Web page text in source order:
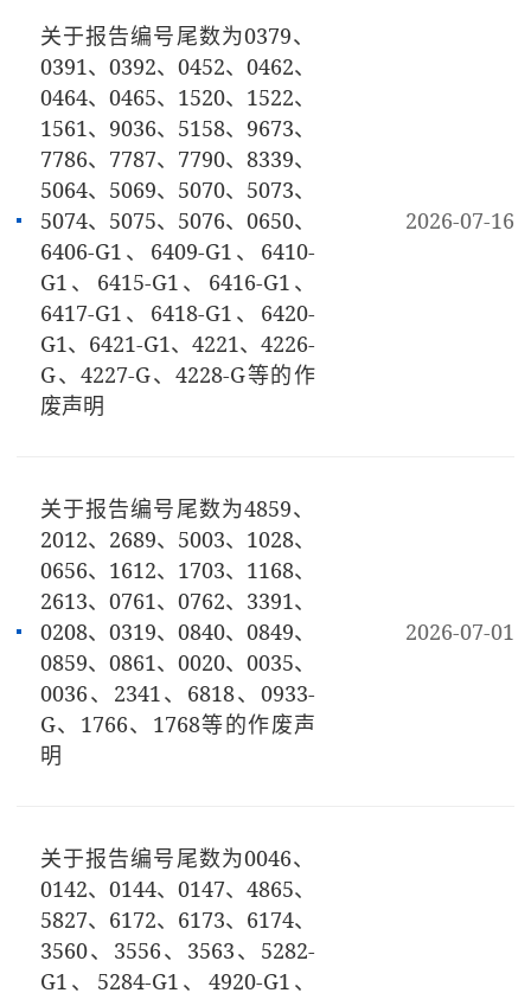
关于报告编号尾数为0379、
0391、0392、0452、0462、
0464、0465、1520、1522、
1561、9036、5158、9673、
7786、7787、7790、8339、
5064、5069、5070、5073、
5074、5075、5076、0650、
6406-G1、6409-G1、6410-
G1、6415-G1、6416-G1、
6417-G1、6418-G1、6420-
G1、6421-G1、4221、4226-
G、4227-G、4228-G等的作
废声明
2026-07-16
关于报告编号尾数为4859、
2012、2689、5003、1028、
0656、1612、1703、1168、
2613、0761、0762、3391、
0208、0319、0840、0849、
0859、0861、0020、0035、
0036、2341、6818、0933-
G、1766、1768等的作废声
明
2026-07-01
关于报告编号尾数为0046、
0142、0144、0147、4865、
5827、6172、6173、6174、
3560、3556、3563、5282-
G1、5284-G1、4920-G1、